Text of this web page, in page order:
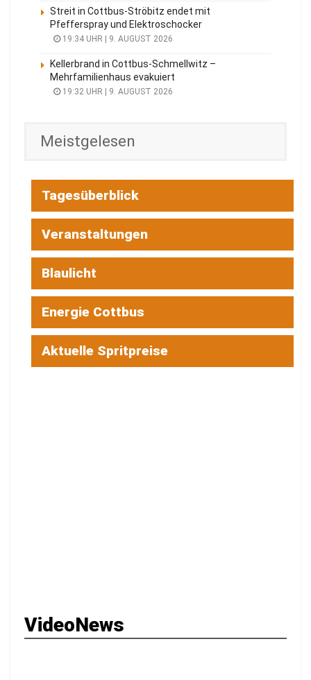
Streit in Cottbus-Ströbitz endet mit
Pfefferspray und Elektroschocker
19:34 UHR | 9. AUGUST 2026
Kellerbrand in Cottbus-Schmellwitz –
Mehrfamilienhaus evakuiert
19:32 UHR | 9. AUGUST 2026
Meistgelesen
Tagesüberblick
Veranstaltungen
Blaulicht
Energie Cottbus
Aktuelle Spritpreise
VideoNews